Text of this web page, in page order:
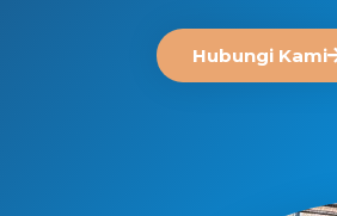
Hubungi Kami